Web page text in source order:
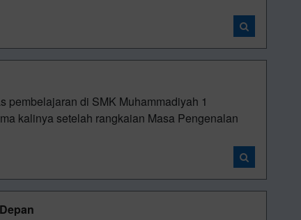
pembelajaran di SMK Muhammadiyah 1
kalinya setelah rangkaian Masa Pengenalan